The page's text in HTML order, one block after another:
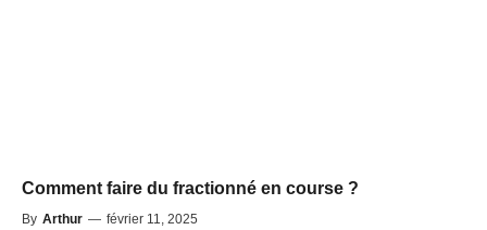
Comment faire du fractionné en course ?
By Arthur — février 11, 2025